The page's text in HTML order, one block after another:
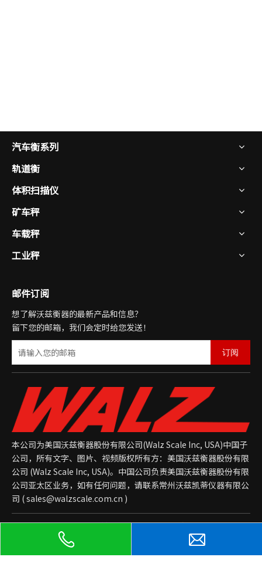
汽车衡系列
轨道衡
体积扫描仪
矿车秤
车载秤
工业秤
邮件订阅
想了解沃兹衡器的最新产品和信息？
留下您的邮箱，我们会定时给您发送！
订阅
本公司为美国沃兹衡器股份有限公司(Walz Scale Inc, USA)中国子
公司，所有文字、图片、视频版权所有方：美国沃兹衡器股份有限
公司 (Walz Scale Inc, USA)。中国公司负责美国沃兹衡器股份有限
公司亚太区业务，如有任何问题，请联系常州沃兹凯蒂仪器有限公
司 (sales@walzscale.com.cn )
版权所有 © 2023 常州沃兹凯蒂仪器有限公司 备案证书号：苏ICP
备2021043392号-1
后台管理